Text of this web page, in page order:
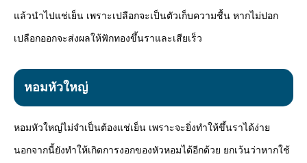
แล้วนำไปแช่เย็น เพราะเปลือกจะเป็นตัวเก็บความชื้น หากไม่ปอก
เปลือกออกจะส่งผลให้ฟักทองขึ้นราและเสียเร็ว
หอมหัวใหญ่
หอมหัวใหญ่ไม่จำเป็นต้องแช่เย็น เพราะจะยิ่งทำให้ขึ้นราได้ง่าย
นอกจากนี้ยังทำให้เกิดการงอกของหัวหอมได้อีกด้วย ยกเว้นว่าหากใช้